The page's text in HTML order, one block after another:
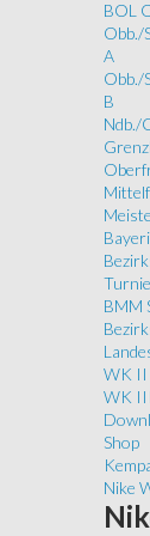
BOL
Obb./
A
Obb./
B
Ndb./
BMM
WK II
WK III
Shop
Nike